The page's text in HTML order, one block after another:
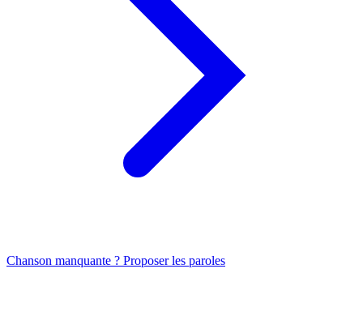
Chanson manquante ? Proposer les paroles